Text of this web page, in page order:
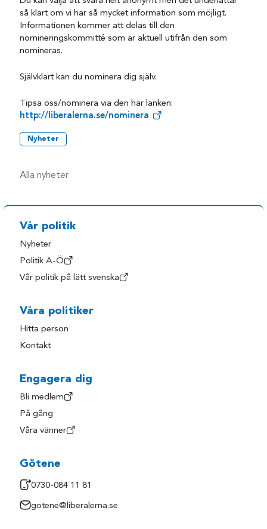
så klart om vi har så mycket information som möjligt.
Informationen kommer att delas till den
nomineringskommitté som är aktuell utifrån den som
nomineras.
Självklart kan du nominera dig själv.
Tipsa oss/nominera via den här länken:
http://liberalerna.se/nominera
Nyheter
Alla nyheter
Vår politik
Nyheter
Politik A-Ö
Vår politik på lätt svenska
Våra politiker
Hitta person
Kontakt
Engagera dig
Bli medlem
På gång
Våra vänner
Götene
0730-084 11 81
gotene@liberalerna.se